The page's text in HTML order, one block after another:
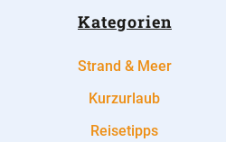
Kategorien
Strand & Meer
Kurzurlaub
Reisetipps